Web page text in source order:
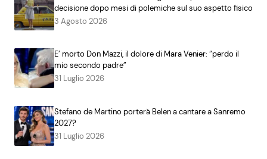
decisione dopo mesi di polemiche sul suo aspetto fisico
3 Agosto 2026
E’ morto Don Mazzi, il dolore di Mara Venier: “perdo il
mio secondo padre”
31 Luglio 2026
Stefano de Martino porterà Belen a cantare a Sanremo
2027?
31 Luglio 2026